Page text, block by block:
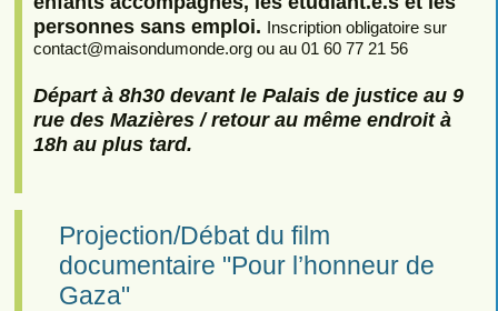
personnes sans emploi. Inscription obligatoire sur
contact@maisondumonde.org ou au 01 60 77 21 56
Départ à 8h30 devant le Palais de justice au 9
rue des Mazières / retour au même endroit à
18h au plus tard.
Projection/Débat du film
documentaire "Pour l’honneur de
Gaza"